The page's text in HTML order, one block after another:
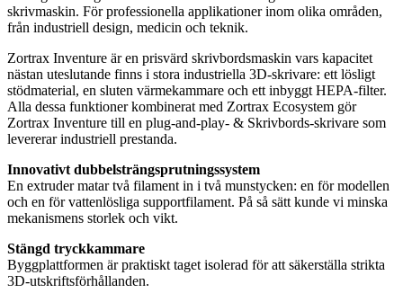
skrivmaskin. För professionella applikationer inom olika områden,
från industriell design, medicin och teknik.
Zortrax Inventure är en prisvärd skrivbordsmaskin vars kapacitet
nästan uteslutande finns i stora industriella 3D-skrivare: ett lösligt
stödmaterial, en sluten värmekammare och ett inbyggt HEPA-filter.
Alla dessa funktioner kombinerat med Zortrax Ecosystem gör
Zortrax Inventure till en plug-and-play- & Skrivbords-skrivare som
levererar industriell prestanda.
Innovativt dubbelsträngsprutningssystem
En extruder matar två filament in i två munstycken: en för modellen
och en för vattenlösliga supportfilament. På så sätt kunde vi minska
mekanismens storlek och vikt.
Stängd tryckkammare
Byggplattformen är praktiskt taget isolerad för att säkerställa strikta
3D-utskriftsförhållanden.